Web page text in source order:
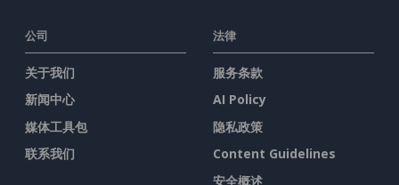
公司
关于我们
新闻中心
媒体工具包
联系我们
法律
服务条款
AI Policy
隐私政策
Content Guidelines
安全概述